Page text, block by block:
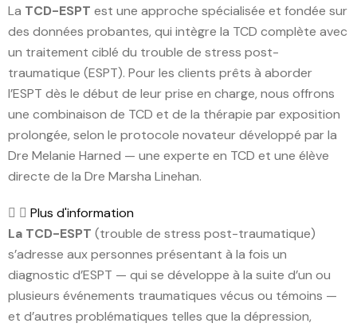
La TCD-ESPT est une approche spécialisée et fondée sur
des données probantes, qui intègre la TCD complète avec
un traitement ciblé du trouble de stress post-
traumatique (ESPT). Pour les clients prêts à aborder
l’ESPT dès le début de leur prise en charge, nous offrons
une combinaison de TCD et de la thérapie par exposition
prolongée, selon le protocole novateur développé par la
Dre Melanie Harned — une experte en TCD et une élève
directe de la Dre Marsha Linehan.
Plus d'information
La TCD-ESPT (trouble de stress post-traumatique)
s’adresse aux personnes présentant à la fois un
diagnostic d’ESPT — qui se développe à la suite d’un ou
plusieurs événements traumatiques vécus ou témoins —
et d’autres problématiques telles que la dépression,